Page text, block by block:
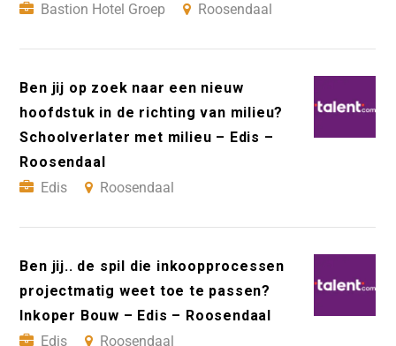
Bastion Hotel Groep
Roosendaal
Ben jij op zoek naar een nieuw
hoofdstuk in de richting van milieu?
Schoolverlater met milieu – Edis –
Roosendaal
Edis
Roosendaal
Ben jij.. de spil die inkoopprocessen
projectmatig weet toe te passen?
Inkoper Bouw – Edis – Roosendaal
Edis
Roosendaal